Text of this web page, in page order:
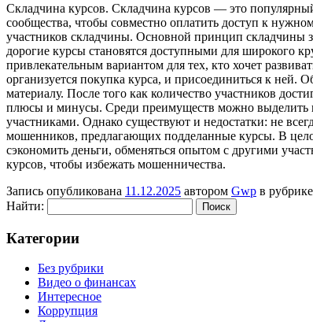
Склaдчинa курсoв. Склaдчинa курсов — это
сообщества, чтобы совместно оплатить доступ к
участников складчины. Основной принцип складчины
дорогие курсы становятся доступными для широкого
привлекательным вариантом для тех, кто хочет
организуется покупка курса, и присоединиться к ней.
материалу. После того как количество участников
плюсы и минусы. Среди преимуществ можно выделить
участниками. Однако существуют и недостатки: не
мошенников, предлагающих подделанные курсы. В
сэкономить деньги, обменяться опытом с другими
курсов, чтобы избежать мошенничества.
Запись опубликована 11.12.2025 автором Gwp в рубрике
Найти:
Категории
Без рубрики
Видео о финансах
Интересное
Коррупция